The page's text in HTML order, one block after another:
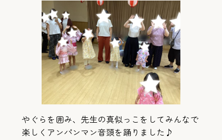
やぐらを囲み、先生の真似っこをしてみんなで
楽しくアンパンマン音頭を踊りました♪